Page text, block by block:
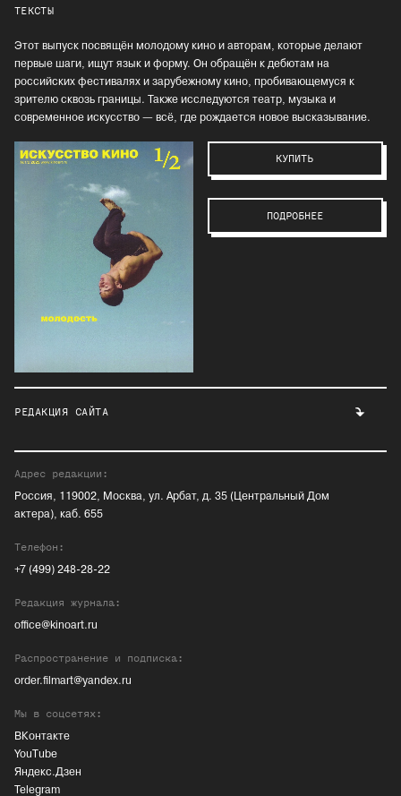
ТЕКСТЫ
Этот выпуск посвящён молодому кино и авторам, которые делают
первые шаги, ищут язык и форму. Он обращён к дебютам на
российских фестивалях и зарубежному кино, пробивающемуся к
зрителю сквозь границы. Также исследуются театр, музыка и
современное искусство — всё, где рождается новое высказывание.
КУПИТЬ
ПОДРОБНЕЕ
РЕДАКЦИЯ САЙТА
Адрес редакции:
Россия, 119002, Москва, ул. Арбат, д. 35 (Центральный Дом
актера), каб. 655
Телефон:
+7 (499) 248-28-22
Редакция журнала:
office@kinoart.ru
Распространение и подписка:
order.filmart@yandex.ru
Мы в соцсетях:
ВКонтакте
YouTube
Яндекс.Дзен
Telegram